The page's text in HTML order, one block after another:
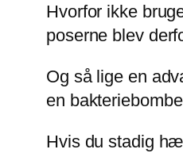
Hvorfor ikke
poserne blev
Og så lige en
en
Hvis du stadig